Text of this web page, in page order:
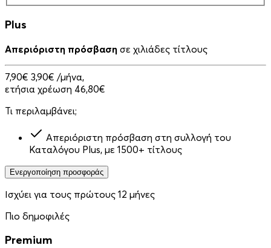
Plus
Απεριόριστη πρόσβαση σε χιλιάδες τίτλους
7,90€ 3,90€ /μήνα,
ετήσια χρέωση 46,80€
Τι περιλαμβάνει;
Απεριόριστη πρόσβαση στη συλλογή του
Καταλόγου Plus, με 1500+ τίτλους
Ενεργοποίηση προσφοράς
Ισχύει για τους πρώτους 12 μήνες
Πιο δημοφιλές
Premium